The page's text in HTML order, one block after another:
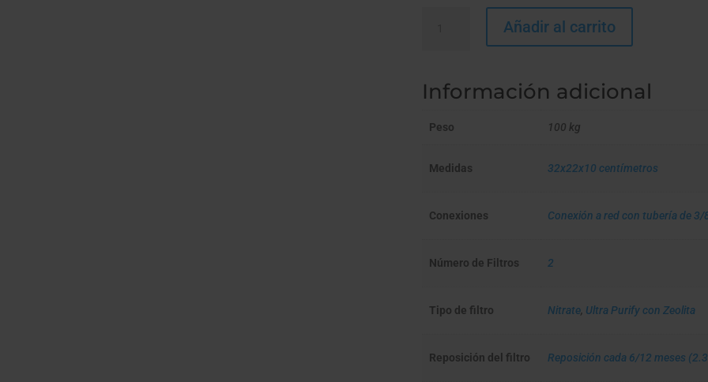
+
cantidad
Añadir al carrito
Información adicional
Peso 100 kg
Medidas 32x22x10 centímetros
Conexiones Conexión a red con tubería de 3/
Número de Filtros 2
Tipo de filtro Nitrate, Ultra Purify con Zeolita
Reposición del filtro Reposición cada 6/12 meses